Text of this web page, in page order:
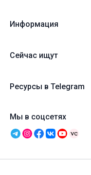
Информация
Сейчас ищут
Ресурсы в Telegram
Мы в соцсетях